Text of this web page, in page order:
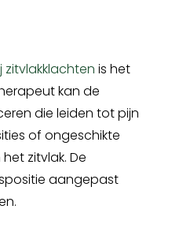
zitvlakklachten is het
kan de
die leiden tot pijn
of ongeschikte
zitvlak. De
aangepast